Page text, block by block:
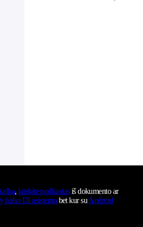
, kurkite podkastusiš dokumento ar
balso DI asistentobet kur suAndroid